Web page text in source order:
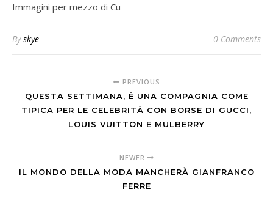
Immagini per mezzo di Cu
Byskye 0 Comments
PREVIOUS
QUESTA SETTIMANA, È UNA COMPAGNIA COME
TIPICA PER LE CELEBRITÀ CON BORSE DI GUCCI,
LOUIS VUITTON E MULBERRY
NEWER
IL MONDO DELLA MODA MANCHERÀ GIANFRANCO
FERRE